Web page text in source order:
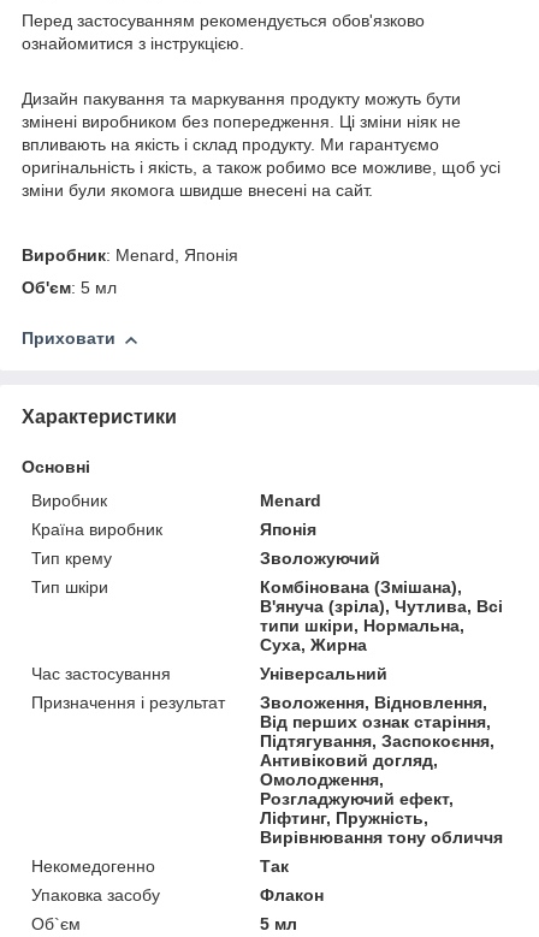
Перед застосуванням рекомендується обов'язково
ознайомитися з інструкцією.
Дизайн пакування та маркування продукту можуть бути
змінені виробником без попередження. Ці зміни ніяк не
впливають на якість і склад продукту. Ми гарантуємо
оригінальність і якість, а також робимо все можливе, щоб усі
зміни були якомога швидше внесені на сайт.
Виробник: Menard, Японія
Об'єм: 5 мл
Приховати
Характеристики
Основні
Виробник
Menard
Країна виробник
Японія
Тип крему
Зволожуючий
Тип шкіри
Комбінована (Змішана),
В'януча (зріла), Чутлива, Всі
типи шкіри, Нормальна,
Суха, Жирна
Час застосування
Універсальний
Призначення і результат
Зволоження, Відновлення,
Від перших ознак старіння,
Підтягування, Заспокоєння,
Антивіковий догляд,
Омолодження,
Розгладжуючий ефект,
Ліфтинг, Пружність,
Вирівнювання тону обличчя
Некомедогенно
Так
Упаковка засобу
Флакон
Об`єм
5 мл